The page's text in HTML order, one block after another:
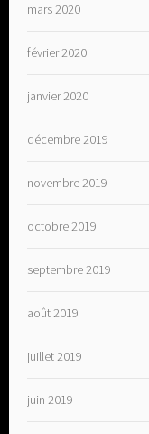
mars 2020
février 2020
janvier 2020
décembre 2019
novembre 2019
octobre 2019
septembre 2019
août 2019
juillet 2019
juin 2019